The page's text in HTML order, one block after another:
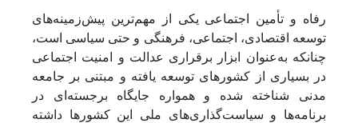
رفاه و تأمین اجتماعی یکی از مهم‌ترین پیش‌زمینه‌های
توسعه اقتصادی، اجتماعی، فرهنگی و حتی سیاسی است،
چنانکه به‌عنوان ابزار برقراری عدالت و امنیت اجتماعی
در بسیاری از کشورهای توسعه یافته و مبتنی بر جامعه
مدنی شناخته شده و همواره جایگاه برجسته‌ای در
برنامه‌ها و سیاست‌گذاری‌های ملی این کشورها داشته